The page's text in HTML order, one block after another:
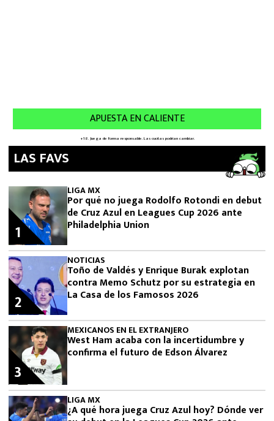
LAS FAVS
LIGA MX
Por qué no juega Rodolfo Rotondi en debut
de Cruz Azul en Leagues Cup 2026 ante
Philadelphia Union
1
NOTICIAS
Toño de Valdés y Enrique Burak explotan
contra Memo Schutz por su estrategia en
La Casa de los Famosos 2026
2
MEXICANOS EN EL EXTRANJERO
West Ham acaba con la incertidumbre y
confirma el futuro de Edson Álvarez
3
LIGA MX
¿A qué hora juega Cruz Azul hoy? Dónde ver